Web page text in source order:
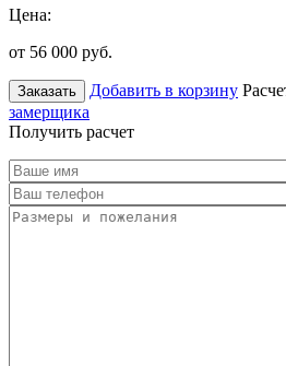
Цена:
от 56 000 руб.
Заказать Добавить в корзину
замерщика
Получить расчет